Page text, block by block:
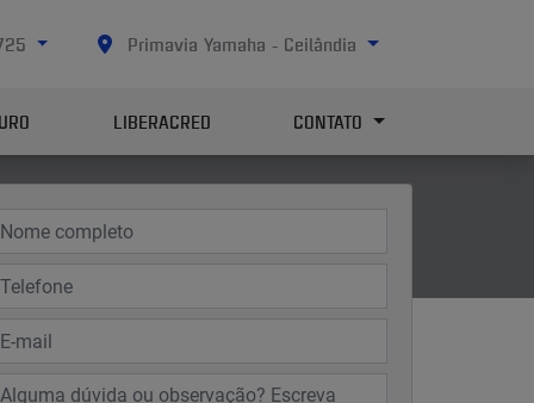
Primavia Yamaha - Ceilândia
LIBERACRED CONTATO